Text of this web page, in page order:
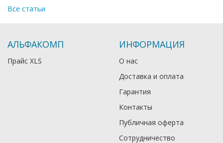
Все статьи
АЛЬФАКОМП
Прайс XLS
ИНФОРМАЦИЯ
О нас
Доставка и оплата
Гарантия
Контакты
Публичная оферта
Сотрудничество